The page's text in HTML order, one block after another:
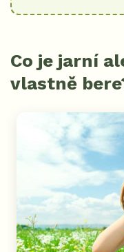
Co je jarní
vlastně